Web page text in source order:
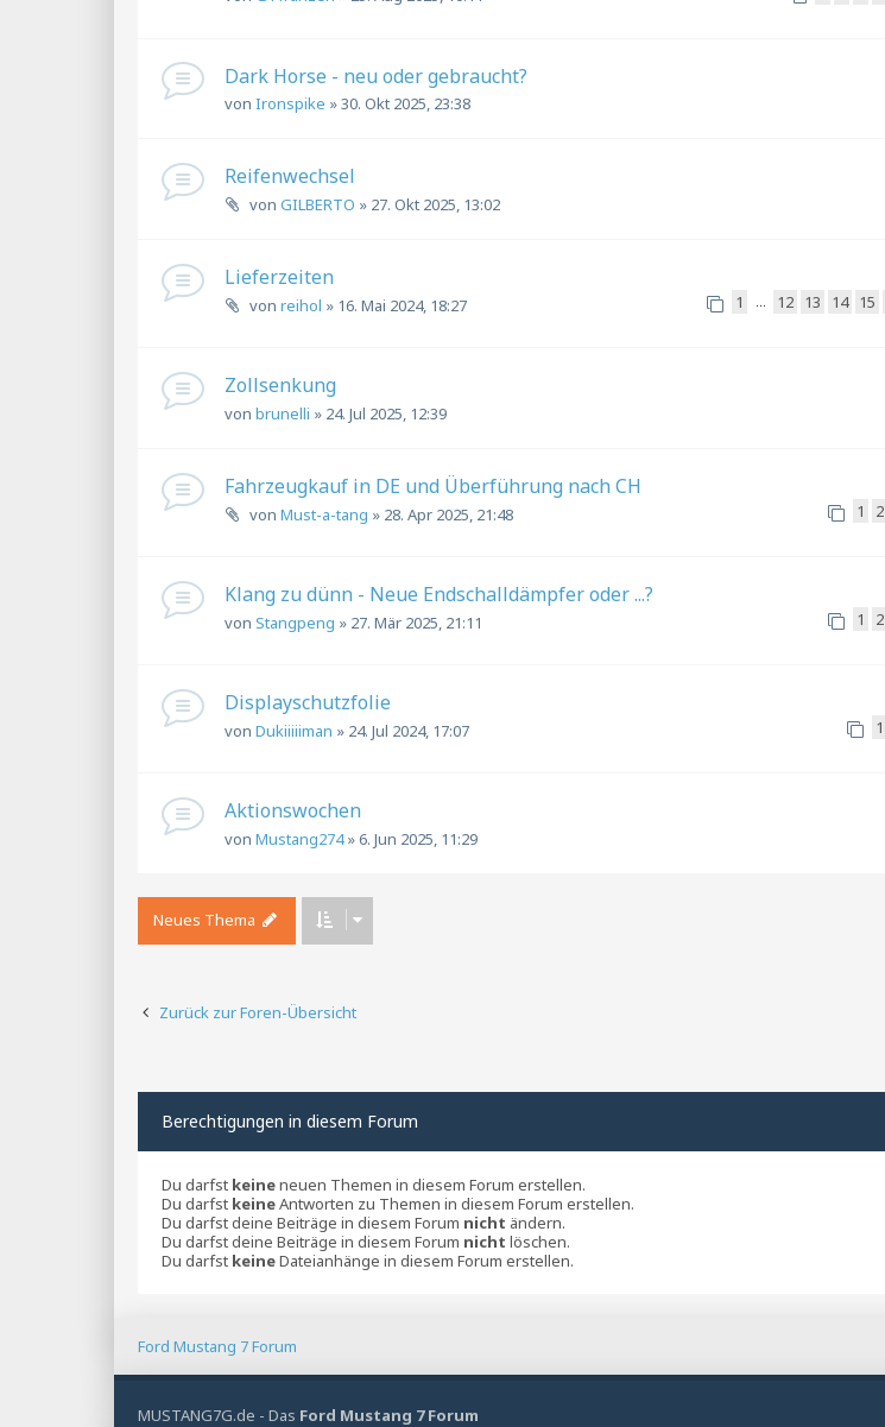
Dark Horse - neu oder gebraucht?
von Ironspike »30. Okt 2025, 23:38
Reifenwechsel
von GILBERTO » 27. Okt 2025, 13:02
Lieferzeiten
von reihol » 16. Mai 2024, 18:27 1 … 12 13 14 15
Zollsenkung
von brunelli » 24. Jul 2025, 12:39
Fahrzeugkauf in DE und Überführung nach CH
von Must-a-tang » 28. Apr 2025, 21:48 1 2
Klang zu dünn - Neue Endschalldämpfer oder ...?
von Stangpeng » 27. Mär 2025, 21:11 1 2
Displayschutzfolie
von Dukiiiiiman » 24. Jul 2024, 17:07 1
Aktionswochen
von Mustang274» 6. Jun 2025, 11:29
Neues Thema
Zurück zur Foren-Übersicht
Berechtigungen in diesem Forum
Du darfst keineneuen Themen in diesem Forum erstellen.
Du darfst keineAntworten zu Themen in diesem Forum erstellen.
Du darfst deine Beiträge in diesem Forum nicht ändern.
Du darfst deine Beiträge in diesem Forum nicht löschen.
Du darfst keineDateianhänge in diesem Forum erstellen.
Ford Mustang 7 Forum
MUSTANG7G.de - Das Ford Mustang 7 Forum